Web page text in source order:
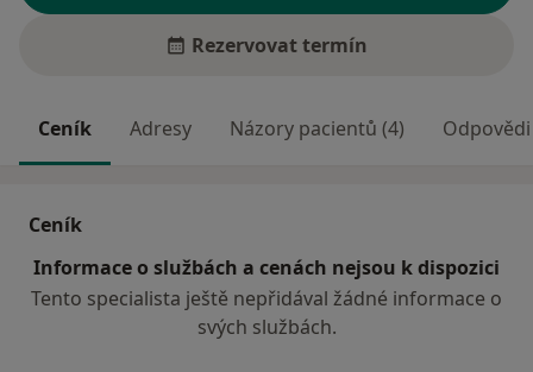
Rezervovat termín
Ceník Adresy Názory pacientů (4)
Ceník
Informace o službách a cenách nejsou k dispozici
Tento specialista ještě nepřidával žádné informace o
svých službách.